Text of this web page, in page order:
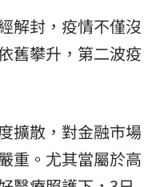
解封，疫情不僅沒
舊攀升，第二波疫
擴散，對金融市場
重。尤其當屬於高